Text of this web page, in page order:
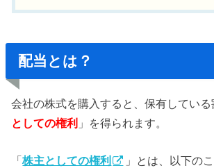
配当とは？
会社の株式を購入すると、保有してい
としての権利 」を得られます。
「株主としての権利 」とは、以下の